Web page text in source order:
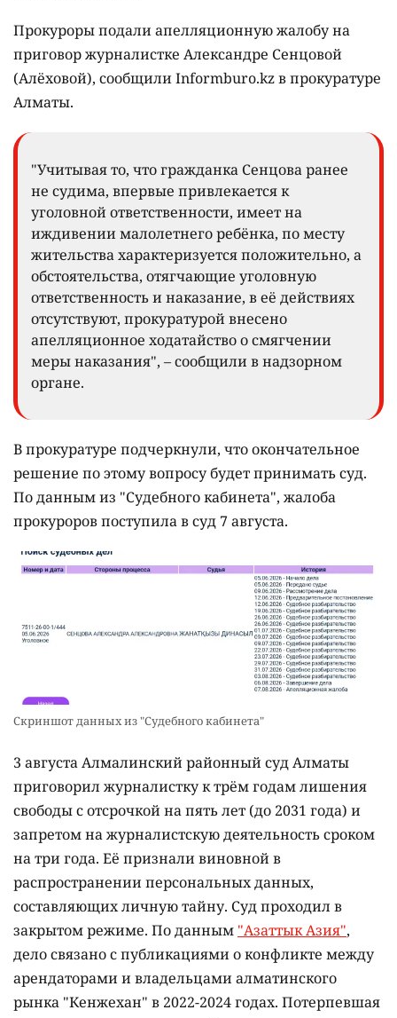
Прокуроры подали апелляционную жалобу на
приговор журналистке Александре Сенцовой
(Алёховой), сообщили Informburo.kz в прокуратуре
Алматы.
"Учитывая то, что гражданка Сенцова ранее
не судима, впервые привлекается к
уголовной ответственности, имеет на
иждивении малолетнего ребёнка, по месту
жительства характеризуется положительно, а
обстоятельства, отягчающие уголовную
ответственность и наказание, в её действиях
отсутствуют, прокуратурой внесено
апелляционное ходатайство о смягчении
меры наказания", – сообщили в надзорном
органе.
В прокуратуре подчеркнули, что окончательное
решение по этому вопросу будет принимать суд.
По данным из "Судебного кабинета", жалоба
прокуроров поступила в суд 7 августа.
Скриншот данных из "Судебного кабинета"
3 августа Алмалинский районный суд Алматы
приговорил журналистку к трём годам лишения
свободы с отсрочкой на пять лет (до 2031 года) и
запретом на журналистскую деятельность сроком
на три года. Её признали виновной в
распространении персональных данных,
составляющих личную тайну. Суд проходил в
закрытом режиме. По данным "Азаттык Азия",
дело связано с публикациями о конфликте между
арендаторами и владельцами алматинского
рынка "Кенжехан" в 2022-2024 годах. Потерпевшая